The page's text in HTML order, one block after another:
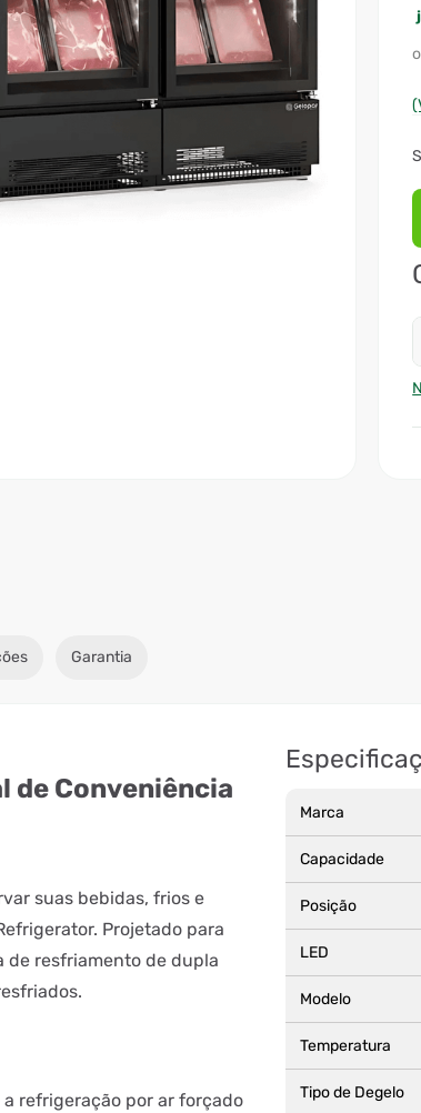
Garantia
de Conveniência
suas bebidas, frios e
Projetado para
de resfriamento de dupla
refrigeração por ar forçado
Marca
Capacidade
Posição
LED
Modelo
Temperatura
Tipo de Degelo